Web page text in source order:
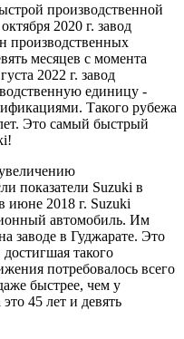
производственной
2020 г. завод
производственных
месяцев с момента
2022 г. завод
единицу -
Такого рубежа
Это самый быстрый
показатели Suzuki в
2018 г. Suzuki
автомобиль. Им
заводе в Гуджарате. Это
такого
потребовалось всего
быстрее, чем у
45 лет и девять